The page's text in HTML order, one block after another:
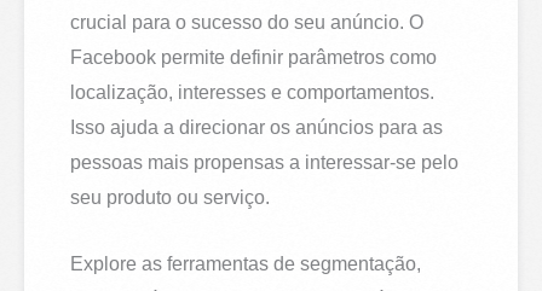
crucial para o sucesso do seu anúncio. O
Facebook permite definir parâmetros como
localização, interesses e comportamentos.
Isso ajuda a direcionar os anúncios para as
pessoas mais propensas a interessar-se pelo
seu produto ou serviço.
Explore as ferramentas de segmentação,